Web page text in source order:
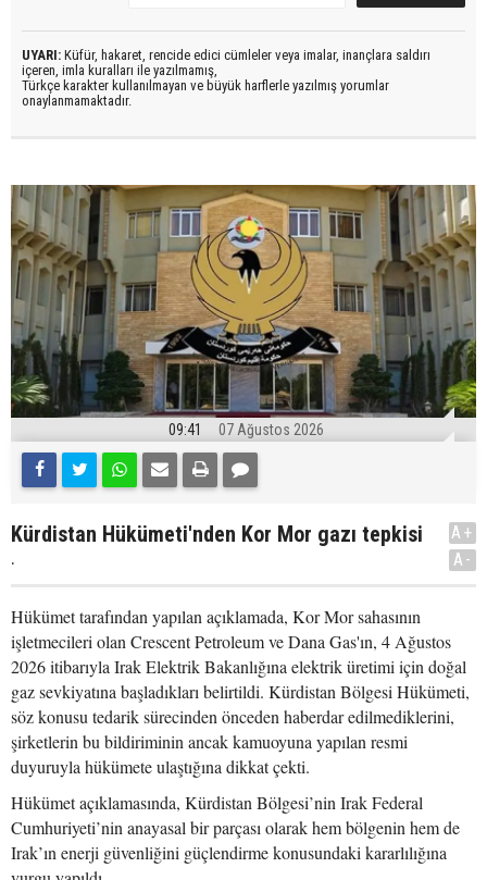
UYARI: Küfür, hakaret, rencide edici cümleler veya imalar, inançlara saldırı
içeren, imla kuralları ile yazılmamış,
Türkçe karakter kullanılmayan ve büyük harflerle yazılmış yorumlar
onaylanmamaktadır.
09:41 07 Ağustos 2026
Kürdistan Hükümeti'nden Kor Mor gazı tepkisi
.
A+
A-
Hükümet tarafından yapılan açıklamada, Kor Mor sahasının
işletmecileri olan Crescent Petroleum ve Dana Gas'ın, 4 Ağustos
2026 itibarıyla Irak Elektrik Bakanlığına elektrik üretimi için doğal
gaz sevkiyatına başladıkları belirtildi. Kürdistan Bölgesi Hükümeti,
söz konusu tedarik sürecinden önceden haberdar edilmediklerini,
şirketlerin bu bildiriminin ancak kamuoyuna yapılan resmi
duyuruyla hükümete ulaştığına dikkat çekti.
Hükümet açıklamasında, Kürdistan Bölgesi’nin Irak Federal
Cumhuriyeti’nin anayasal bir parçası olarak hem bölgenin hem de
Irak’ın enerji güvenliğini güçlendirme konusundaki kararlılığına